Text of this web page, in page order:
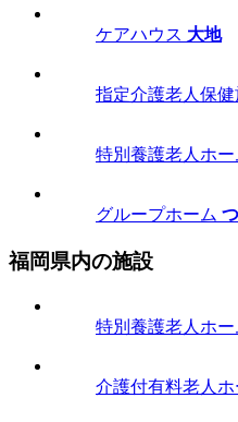
ケアハウス 大地
指定介護老人保健
特別養護老人ホー
グループホーム
福岡県内の施設
特別養護老人ホー
介護付有料老人ホ